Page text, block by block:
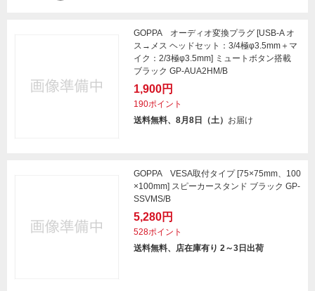
GOPPA オーディオ変換プラグ [USB-A オ
ス→メス ヘッドセット：3/4極φ3.5mm＋マ
イク：2/3極φ3.5mm] ミュートボタン搭載
ブラック GP-AUA2HM/B
1,900円
190ポイント
送料無料、8月8日（土） お届け
GOPPA VESA取付タイプ [75×75mm、100
×100mm] スピーカースタンド ブラック GP-
SSVMS/B
5,280円
528ポイント
送料無料、店在庫有り 2～3日出荷